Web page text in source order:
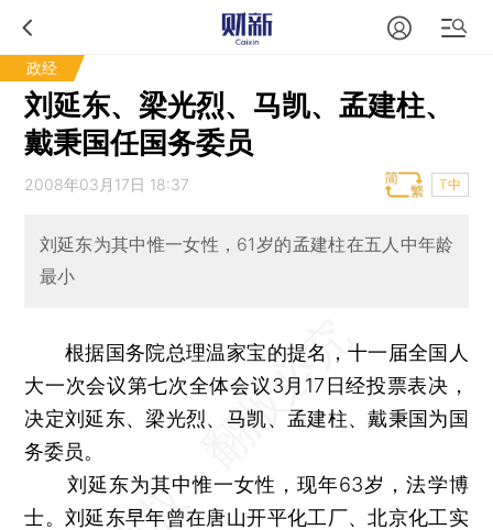
政经
刘延东、梁光烈、马凯、孟建柱、
戴秉国任国务委员
2008年03月17日 18:37 T中
刘延东为其中惟一女性，61岁的孟建柱在五人中年龄
最小
根据国务院总理温家宝的提名，十一届全国人
大一次会议第七次全体会议3月17日经投票表决，
决定刘延东、梁光烈、马凯、孟建柱、戴秉国为国
务委员。
刘延东为其中惟一女性，现年63岁，法学博
士。刘延东早年曾在唐山开平化工厂、北京化工实